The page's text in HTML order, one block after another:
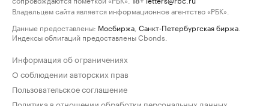
Владельцем сайта является информационное агентство «РБК».
Данные предоставлены: Мосбиржа Санкт-Петербургская биржа
Индексы облигаций предоставлены Cbonds.
Информация об ограничениях
О соблюдении авторских прав
Пользовательское соглашение